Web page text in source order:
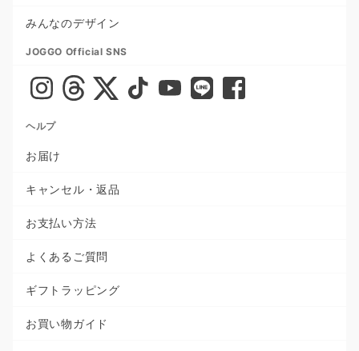
みんなのデザイン
JOGGO Official SNS
ヘルプ
お届け
キャンセル・返品
お支払い方法
よくあるご質問
ギフトラッピング
お買い物ガイド